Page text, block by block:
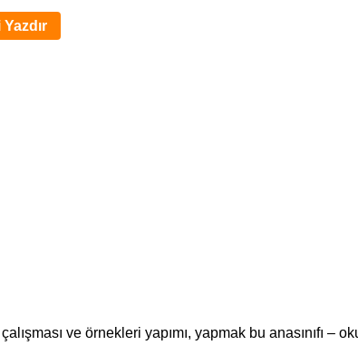
ve örnekleri yapımı, yapmak bu anasınıfı –